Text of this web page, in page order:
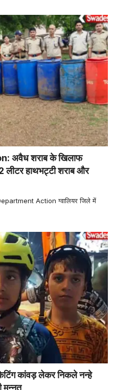
अवैध शराब के खिलाफ
लीटर हाथभट्टी शराब और
Action ग्वालियर जिले में
कांवड़ लेकर निकले नन्हे
मन्नत